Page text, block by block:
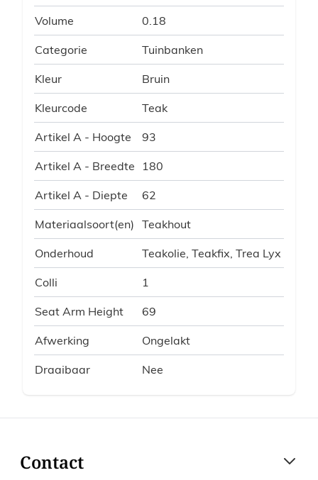
Volume 0.18
Categorie Tuinbanken
Kleur Bruin
Kleurcode Teak
Artikel A - Hoogte 93
Artikel A - Breedte 180
Artikel A - Diepte 62
Materiaalsoort(en) Teakhout
Onderhoud Teakolie, Teakfix, Trea Lyx
Colli 1
Seat Arm Height 69
Afwerking Ongelakt
Draaibaar Nee
Contact